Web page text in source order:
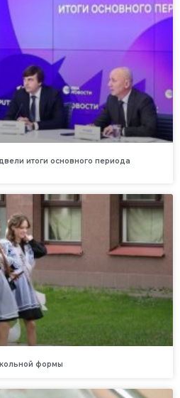
итоги основного периода
формы